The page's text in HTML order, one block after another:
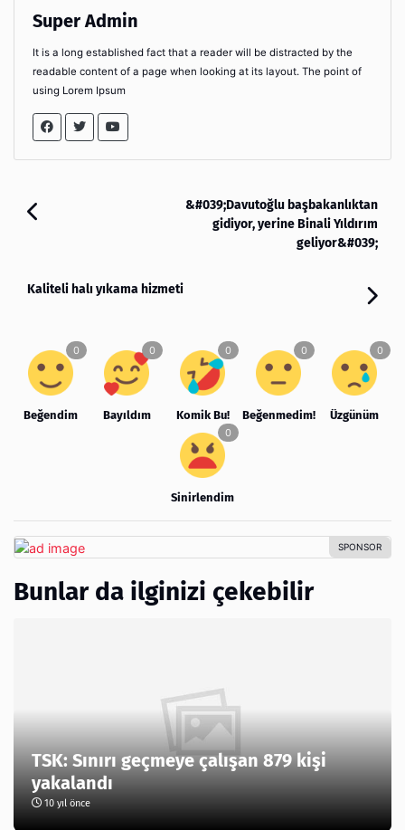
Super Admin
It is a long established fact that a reader will be distracted by the
readable content of a page when looking at its layout. The point of
using Lorem Ipsum
&#039;Davutoğlu başbakanlıktan
gidiyor, yerine Binali Yıldırım
geliyor&#039;
Kaliteli halı yıkama hizmeti
Beğendim Bayıldım Komik Bu! Beğenmedim! Üzgünüm
Sinirlendim
Bunlar da ilginizi çekebilir
TSK: Sınırı geçmeye çalışan 879 kişi
yakalandı
10 yıl önce